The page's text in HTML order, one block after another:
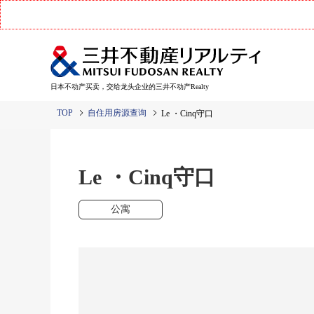
日本不动产买卖，交给龙头企业的三井不动产Realty
TOP 自住用房源查询 Le ・Cinq守口
Le ・Cinq守口
公寓